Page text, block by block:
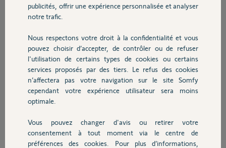
Domotique
Chauffage
Autres produits
Devis avec un pro
Salut,
Ta sim est remplacée mais as tu gardé le même numéro ou à t'il changé ?
il y a plus de 11 ans
publicités, offrir une expérience personnalisée et analyser
notre trafic.
Nous respectons votre droit à la confidentialité et vous
pouvez choisir d’accepter, de contrôler ou de refuser
l'utilisation de certains types de cookies ou certains
services proposés par des tiers. Le refus des cookies
n’affectera pas votre navigation sur le site Somfy
cependant votre expérience utilisateur sera moins
optimale.
Vous pouvez changer d'avis ou retirer votre
consentement à tout moment via le centre de
préférences des cookies. Pour plus d’informations,